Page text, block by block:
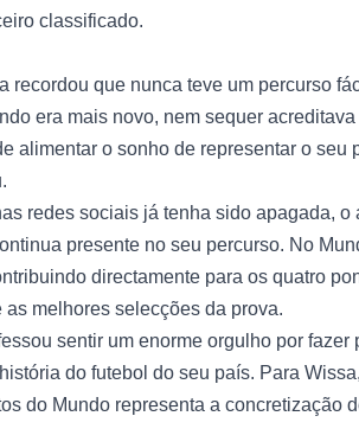
classificado.
recordou que nunca teve um percurso
era mais novo, nem sequer
alimentar o sonho de representar o seu
redes sociais já tenha sido apagada, o
presente no seu percurso. No
directamente para os quatro
melhores selecções da prova.
sentir um enorme orgulho por
do futebol do seu país. Para
do Mundo representa a concretização